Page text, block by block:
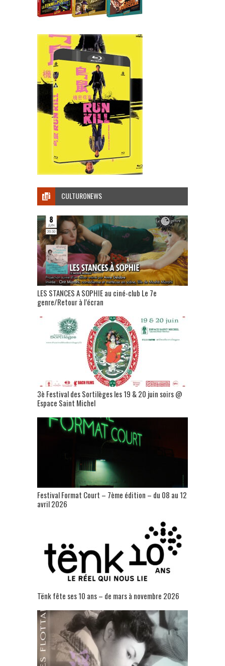
CULTURONEWS
LES STANCES A SOPHIE au ciné-club Le 7e
genre/Retour à l’écran
3è Festival des Sortilèges les 19 & 20 juin soirs @
Espace Saint Michel
Festival Format Court – 7ème édition – du 08 au 12
avril 2026
Tënk fête ses 10 ans – de mars à novembre 2026